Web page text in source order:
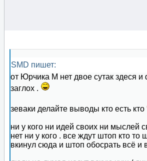
SMD пишет:
от Юрчика М нет двое сутак здеся
заглох .
зеваки делайте выводы кто есть кто
ни у кого ни идей своих ни мыслей
нет ни у кого . все ждут штоп кто то
вкинул сюда и штоп обосрать всё и